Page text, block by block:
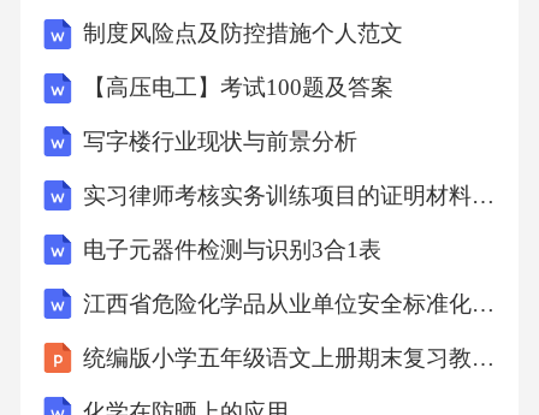
制度风险点及防控措施个人范文
【高压电工】考试100题及答案
写字楼行业现状与前景分析
实习律师考核实务训练项目的证明材料汇总表样本
电子元器件检测与识别3合1表
江西省危险化学品从业单位安全标准化考核评级办法
统编版小学五年级语文上册期末复习教学课件 期末模拟测试卷（二）试题及答案